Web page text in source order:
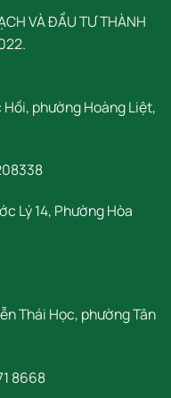
VÀ ĐẦU TƯ THÀNH
Hồi, phường Hoàng Liệt,
Lý 14, Phường Hòa
Thái Học, phường Tân
8668